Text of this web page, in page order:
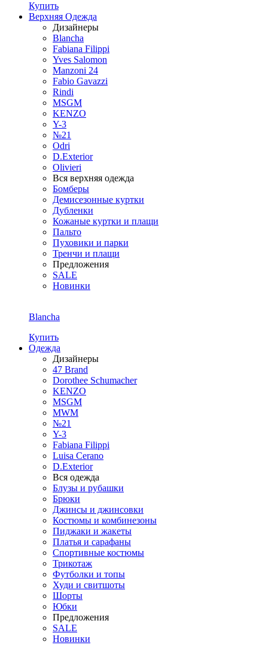
Купить
Верхняя Одежда
Дизайнеры
Blancha
Fabiana Filippi
Yves Salomon
Manzoni 24
Fabio Gavazzi
Rindi
MSGM
KENZO
Y-3
№21
Odri
D.Exterior
Olivieri
Вся верхняя одежда
Бомберы
Демисезонные куртки
Дубленки
Кожаные куртки и плащи
Пальто
Пуховики и парки
Тренчи и плащи
Предложения
SALE
Новинки
Blancha
Купить
Одежда
Дизайнеры
47 Brand
Dorothee Schumacher
KENZO
MSGM
MWM
№21
Y-3
Fabiana Filippi
Luisa Cerano
D.Exterior
Вся одежда
Блузы и рубашки
Брюки
Джинсы и джинсовки
Костюмы и комбинезоны
Пиджаки и жакеты
Платья и сарафаны
Спортивные костюмы
Трикотаж
Футболки и топы
Худи и свитшоты
Шорты
Юбки
Предложения
SALE
Новинки